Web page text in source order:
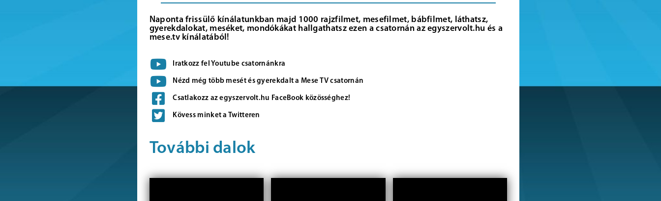
Naponta frissülő kínálatunkban majd 1000 rajzfilmet, mesefilmet, bábfilmet, láthatsz,
gyerekdalokat, meséket, mondókákat hallgathatsz ezen a csatornán az egyszervolt.hu és a
mese.tv kínálatából!
Iratkozz fel Youtube csatornánkra
Nézd még több mesét és gyerekdalt a Mese TV csatornán
Csatlakozz az egyszervolt.hu FaceBook közösséghez!
Kövess minket a Twitteren
További dalok